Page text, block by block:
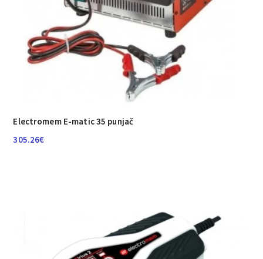
Electromem E-matic 35 punjač
305.26€